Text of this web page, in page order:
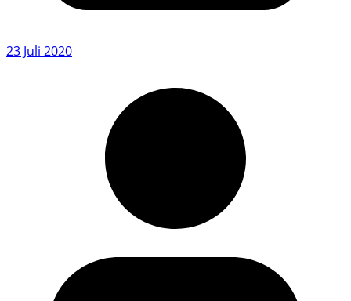
23 Juli 2020